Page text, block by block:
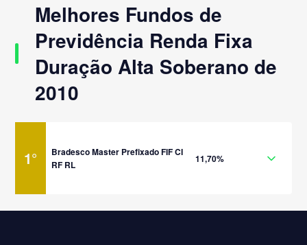
Melhores Fundos de
Previdência Renda Fixa
Duração Alta Soberano de
2010
1°
Bradesco Master Prefixado FIF CI
RF RL
11,70%